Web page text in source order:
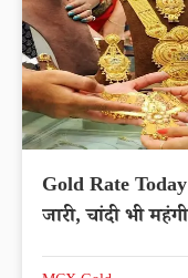
Gold Rate
जारी, चांदी भी